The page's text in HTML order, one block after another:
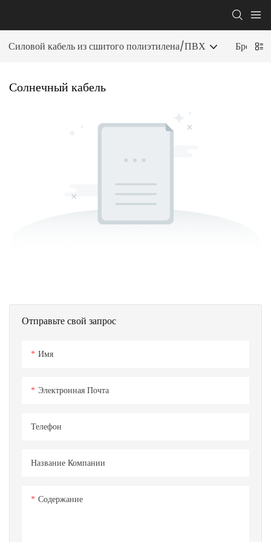
Силовой кабель из сшитого полиэтилена/ПВХ
Солнечный кабель
Отправьте свой запрос
Имя
Электронная Почта
Телефон
Название Компании
Содержание